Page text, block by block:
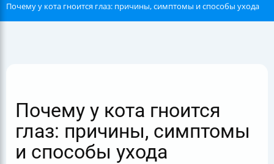
Почему у кота гноится глаз: причины, симптомы и способы ухода
Почему у кота гноится
глаз: причины, симптомы
и способы ухода